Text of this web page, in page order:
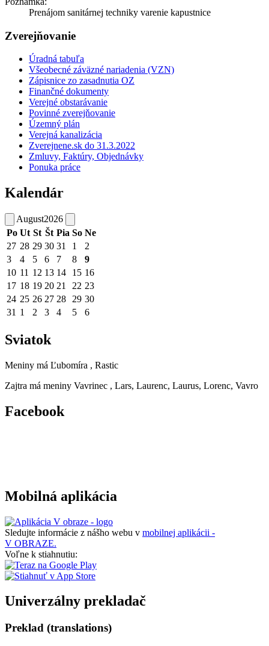
Prenájom sanitárnej techniky varenie kapustnice
Zverejňovanie
Úradná tabuľa
Všeobecné záväzné nariadenia (VZN)
Zápisnice zo zasadnutia OZ
Finančné dokumenty
Verejné obstarávanie
Povinné zverejňovanie
Územný plán
Verejná kanalizácia
Zverejnene.sk do 31.3.2022
Zmluvy, Faktúry, Objednávky
Ponuka práce
Kalendár
August2026
Po Ut St Št Pia So Ne
27 28 29 30 31 1
2
3
4 5 6 7 8
9
10 11 12 13 14 15 16
17 18 19 20 21 22 23
24 25 26 27 28 29 30
31 1 2 3 4 5 6
Sviatok
Meniny má Ľubomíra , Rastic
Zajtra má meniny Vavrinec , Lars, Laurenc, Laurus, Lorenc, Vavro
Facebook
Mobilná aplikácia
Sledujte informácie z nášho webu v mobilnej aplikácii -
V OBRAZE.
Voľne k stiahnutiu:
Univerzálny prekladač
Preklad (translations)